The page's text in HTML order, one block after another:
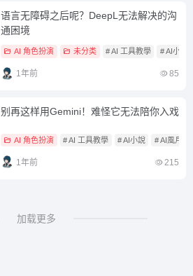
语言无障碍之后呢？DeepL无法解决的沟
通困境
AI 角色扮演 未分类 # AI 工具教學 # AI小說
1年前 85
别再这样用Gemini！难怪它无法陪你入戏
AI 角色扮演 # AI 工具教學 # AI小說 # AI風月
1年前 215
加载更多